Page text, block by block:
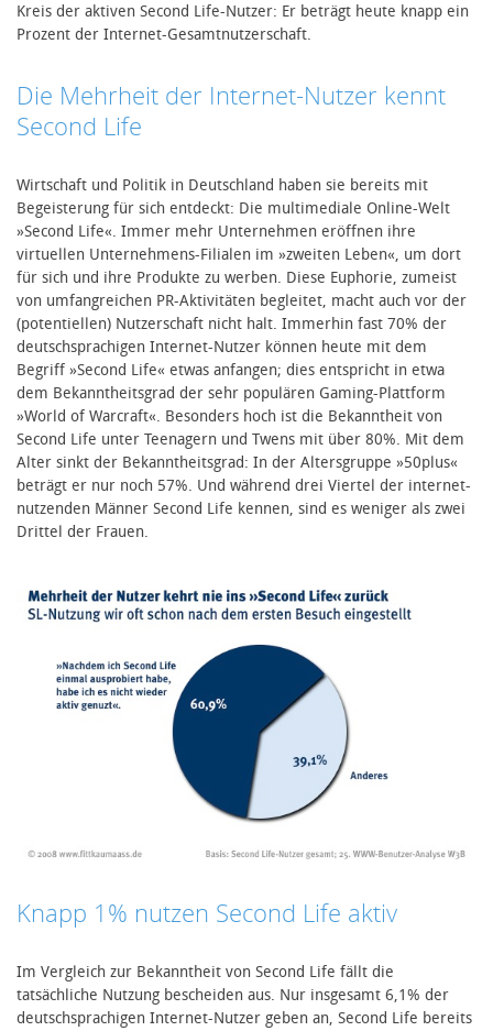
Kreis der aktiven Second Life-Nutzer: Er beträgt heute knapp ein
Prozent der Internet-Gesamtnutzerschaft.
Die Mehrheit der Internet-Nutzer kennt
Second Life
Wirtschaft und Politik in Deutschland haben sie bereits mit
Begeisterung für sich entdeckt: Die multimediale Online-Welt
»Second Life«. Immer mehr Unternehmen eröffnen ihre
virtuellen Unternehmens-Filialen im »zweiten Leben«, um dort
für sich und ihre Produkte zu werben. Diese Euphorie, zumeist
von umfangreichen PR-Aktivitäten begleitet, macht auch vor der
(potentiellen) Nutzerschaft nicht halt. Immerhin fast 70% der
deutschsprachigen Internet-Nutzer können heute mit dem
Begriff »Second Life« etwas anfangen; dies entspricht in etwa
dem Bekanntheitsgrad der sehr populären Gaming-Plattform
»World of Warcraft«. Besonders hoch ist die Bekanntheit von
Second Life unter Teenagern und Twens mit über 80%. Mit dem
Alter sinkt der Bekanntheitsgrad: In der Altersgruppe »50plus«
beträgt er nur noch 57%. Und während drei Viertel der internet-
nutzenden Männer Second Life kennen, sind es weniger als zwei
Drittel der Frauen.
Knapp 1% nutzen Second Life aktiv
Im Vergleich zur Bekanntheit von Second Life fällt die
tatsächliche Nutzung bescheiden aus. Nur insgesamt 6,1% der
deutschsprachigen Internet-Nutzer geben an, Second Life bereits